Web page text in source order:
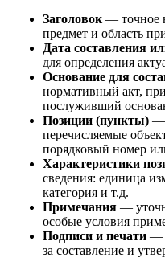
Заголовок— точное
предмет и область
Дата составления
для определения
Основание для
нормативный акт,
послуживший
Позиции (пункты) —
перечисляемые
порядковый номер
Характеристики
сведения: единица
категория и т.д.
Примечания —
особые условия
Подписи и печати —
за составление и